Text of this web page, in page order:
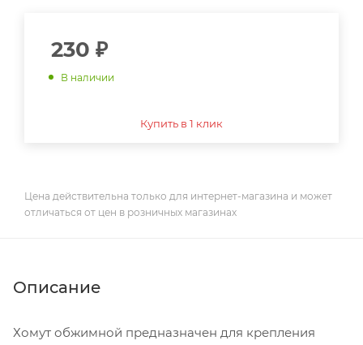
230 ₽
В наличии
Купить в 1 клик
Цена действительна только для интернет-магазина и может
отличаться от цен в розничных магазинах
Описание
Хомут обжимной предназначен для крепления